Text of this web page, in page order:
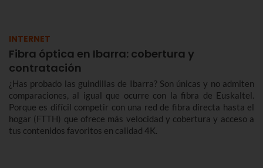
INTERNET
Fibra óptica en Ibarra: cobertura y
contratación
¿Has probado las guindillas de Ibarra? Son únicas y no admiten
comparaciones, al igual que ocurre con la fibra de Euskaltel.
Porque es difícil competir con una red de fibra directa hasta el
hogar (FTTH) que ofrece más velocidad y cobertura y acceso a
tus contenidos favoritos en calidad 4K.